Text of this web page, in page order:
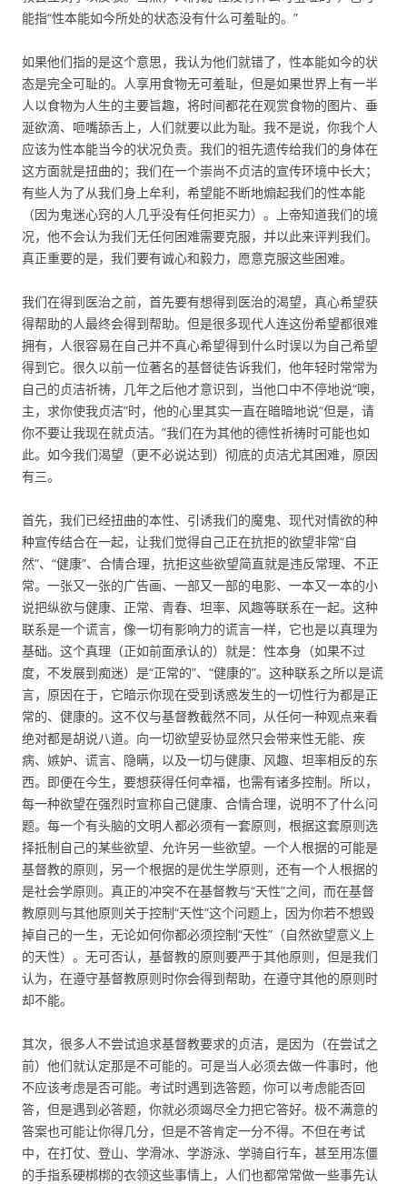
能指“性本能如今所处的状态没有什么可羞耻的。”
如果他们指的是这个意思，我认为他们就错了，性本能如今的状
态是完全可耻的。人享用食物无可羞耻，但是如果世界上有一半
人以食物为人生的主要旨趣，将时间都花在观赏食物的图片、垂
涎欲滴、咂嘴舔舌上，人们就要以此为耻。我不是说，你我个人
应该为性本能当今的状况负责。我们的祖先遗传给我们的身体在
这方面就是扭曲的；我们在一个崇尚不贞洁的宣传环境中长大；
有些人为了从我们身上牟利，希望能不断地煽起我们的性本能
（因为鬼迷心窍的人几乎没有任何拒买力）。上帝知道我们的境
况，他不会认为我们无任何困难需要克服，并以此来评判我们。
真正重要的是，我们要有诚心和毅力，愿意克服这些困难。
我们在得到医治之前，首先要有想得到医治的渴望，真心希望获
得帮助的人最终会得到帮助。但是很多现代人连这份希望都很难
拥有，人很容易在自己并不真心希望得到什么时误以为自己希望
得到它。很久以前一位著名的基督徒告诉我们，他年轻时常常为
自己的贞洁祈祷，几年之后他才意识到，当他口中不停地说“噢，
主，求你使我贞洁”时，他的心里其实一直在暗暗地说“但是，请
你不要让我现在就贞洁。”我们在为其他的德性祈祷时可能也如
此。如今我们渴望（更不必说达到）彻底的贞洁尤其困难，原因
有三。
首先，我们已经扭曲的本性、引诱我们的魔鬼、现代对情欲的种
种宣传结合在一起，让我们觉得自己正在抗拒的欲望非常“自
然”、“健康”、合情合理，抗拒这些欲望简直就是违反常理、不正
常。一张又一张的广告画、一部又一部的电影、一本又一本的小
说把纵欲与健康、正常、青春、坦率、风趣等联系在一起。这种
联系是一个谎言，像一切有影响力的谎言一样，它也是以真理为
基础。这个真理（正如前面承认的）就是：性本身（如果不过
度，不发展到痴迷）是“正常的”、“健康的”。这种联系之所以是谎
言，原因在于，它暗示你现在受到诱惑发生的一切性行为都是正
常的、健康的。这不仅与基督教截然不同，从任何一种观点来看
绝对都是胡说八道。向一切欲望妥协显然只会带来性无能、疾
病、嫉妒、谎言、隐瞒，以及一切与健康、风趣、坦率相反的东
西。即便在今生，要想获得任何幸福，也需有诸多控制。所以，
每一种欲望在强烈时宣称自己健康、合情合理，说明不了什么问
题。每一个有头脑的文明人都必须有一套原则，根据这套原则选
择抵制自己的某些欲望、允许另一些欲望。一个人根据的可能是
基督教的原则，另一个根据的是优生学原则，还有一个人根据的
是社会学原则。真正的冲突不在基督教与“天性”之间，而在基督
教原则与其他原则关于控制“天性”这个问题上，因为你若不想毁
掉自己的一生，无论如何你都必须控制“天性”（自然欲望意义上
的天性）。无可否认，基督教的原则要严于其他原则，但是我们
认为，在遵守基督教原则时你会得到帮助，在遵守其他的原则时
却不能。
其次，很多人不尝试追求基督教要求的贞洁，是因为（在尝试之
前）他们就认定那是不可能的。可是当人必须去做一件事时，他
不应该考虑是否可能。考试时遇到选答题，你可以考虑能否回
答，但是遇到必答题，你就必须竭尽全力把它答好。极不满意的
答案也可能让你得几分，但是不答肯定一分不得。不但在考试
中，在打仗、登山、学滑冰、学游泳、学骑自行车，甚至用冻僵
的手指系硬梆梆的衣领这些事情上，人们也都常常做一些事先认